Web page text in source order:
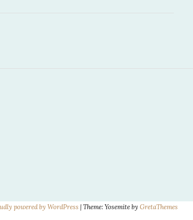
powered by WordPress |Theme: Yosemite by GretaThemes